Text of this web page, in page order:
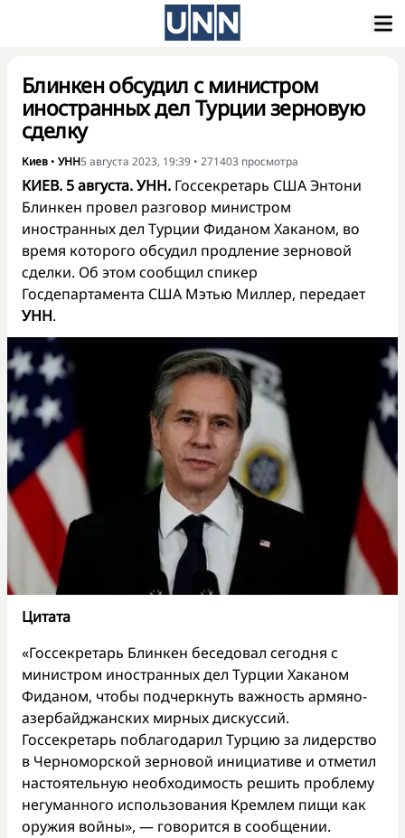
Блинкен обсудил с министром
иностранных дел Турции зерновую
сделку
Киев • УНН5 августа 2023, 19:39 • 271403 просмотра
КИЕВ. 5 августа. УНН. Госсекретарь США Энтони
Блинкен провел разговор министром
иностранных дел Турции Фиданом Хаканом, во
время которого обсудил продление зерновой
сделки. Об этом сообщил спикер
Госдепартамента США Мэтью Миллер, передает
УНН.
Цитата
«Госсекретарь Блинкен беседовал сегодня с
министром иностранных дел Турции Хаканом
Фиданом, чтобы подчеркнуть важность армяно-
азербайджанских мирных дискуссий.
Госсекретарь поблагодарил Турцию за лидерство
в Черноморской зерновой инициативе и отметил
настоятельную необходимость решить проблему
негуманного использования Кремлем пищи как
оружия войны», — говорится в сообщении.